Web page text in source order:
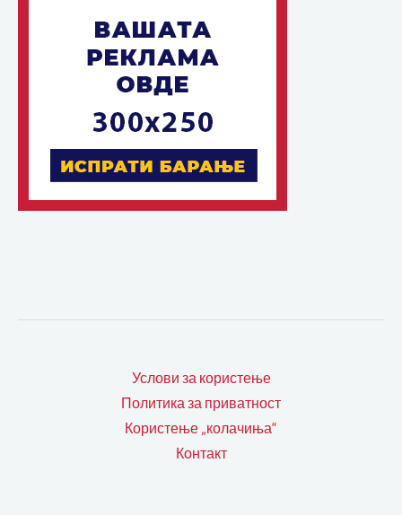
Услови за користење
Политика за приватност
Користење „колачиња“
Контакт